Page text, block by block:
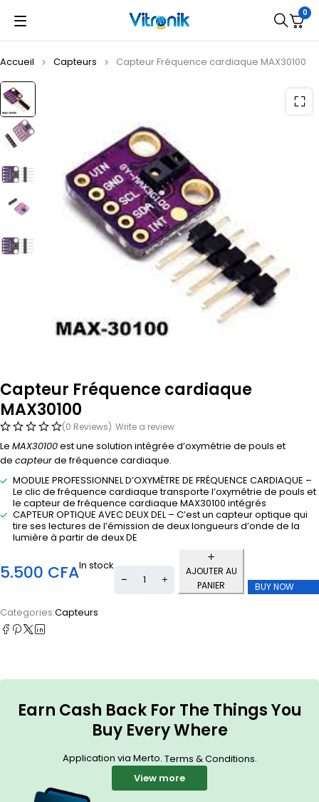
0
Accueil Capteurs Capteur Fréquence cardiaque MAX30100
Capteur Fréquence cardiaque
MAX30100
(0 Reviews) Write a review
Le MAX30100est une solution intégrée d’oxymétrie de pouls et
de capteurde fréquence cardiaque.
MODULE PROFESSIONNEL D’OXYMÈTRE DE FRÉQUENCE CARDIAQUE –
Le clic de fréquence cardiaque transporte l’oxymétrie de pouls et
le capteur de fréquence cardiaque MAX30100 intégrés
CAPTEUR OPTIQUE AVEC DEUX DEL – C’est un capteur optique qui
tire ses lectures de l’émission de deux longueurs d’onde de la
lumière à partir de deux DE
5.500 CFAIn stock
AJOUTER AU
PANIER
BUY NOW
Categories:Capteurs
Earn Cash Back For The Things You
Buy Every Where
Application via Merto. Terms & Conditions.
View more